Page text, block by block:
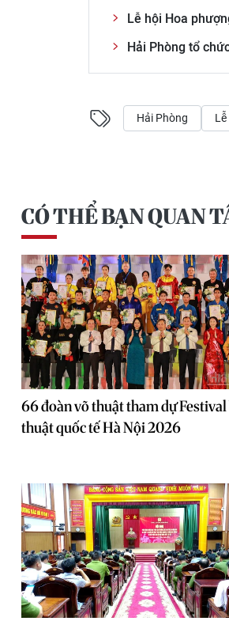
Lễ hội Hoa
Hải Phòng tổ
Hải Phòng
CÓ THỂ BẠN QUAN
66 đoàn võ thuật tham dự Festival
thuật quốc tế Hà Nội 2026